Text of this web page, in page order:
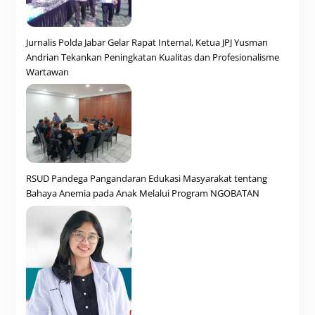
Jurnalis Polda Jabar Gelar Rapat Internal, Ketua JPJ Yusman
Andrian Tekankan Peningkatan Kualitas dan Profesionalisme
Wartawan
RSUD Pandega Pangandaran Edukasi Masyarakat tentang
Bahaya Anemia pada Anak Melalui Program NGOBATAN